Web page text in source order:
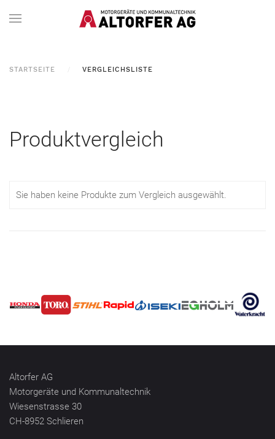
STARTSEITE VERGLEICHSLISTE
Produktvergleich
Sie haben keine Produkte zum Vergleich ausgewählt.
Altorfer AG
Motorgeräte und Kommunaltechnik
Wiesenstrasse 30
CH-8952 Schlieren